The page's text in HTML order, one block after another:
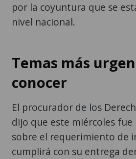
por la coyuntura que se
nivel nacional.
Temas más
conocer
El procurador de los
dijo que este miércoles
sobre el requerimiento de
cumplirá con su entrega